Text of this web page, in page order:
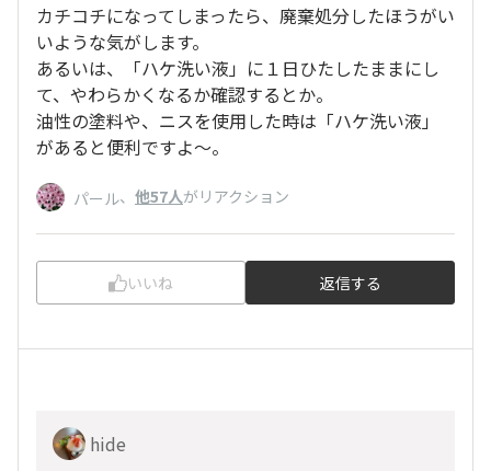
カチコチになってしまったら、廃棄処分したほうがい
いような気がします。
あるいは、「ハケ洗い液」に１日ひたしたままにし
て、やわらかくなるか確認するとか。
油性の塗料や、ニスを使用した時は「ハケ洗い液」
があると便利ですよ～。
パール、 他57人がリアクション
いいね 返信する
hide